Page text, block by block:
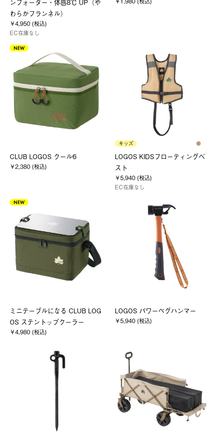
ンフォーター・体感8℃ UP（や
わらかフランネル）
￥4,950 (税込)
EC在庫なし
NEW
CLUB LOGOS クール6
￥2,380 (税込)
キッズ
LOGOS KIDSフローティングベ
スト
￥5,940 (税込)
EC在庫なし
NEW
ミニテーブルになる CLUB LOG
OS ステントップクーラー
￥4,980 (税込)
LOGOS パワーペグハンマー
￥5,940 (税込)